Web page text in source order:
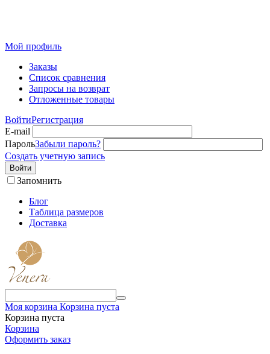
Мой профиль
Заказы
Список сравнения
Запросы на возврат
Отложенные товары
ВойтиРегистрация
E-mail
ПарольЗабыли пароль?
Создать учетную запись
Войти
Запомнить
Блог
Таблица размеров
Доставка
Моя корзина Корзина пуста
Корзина пуста
Корзина
Оформить заказ